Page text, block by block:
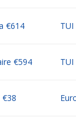
€614 TUI
€594 TUI